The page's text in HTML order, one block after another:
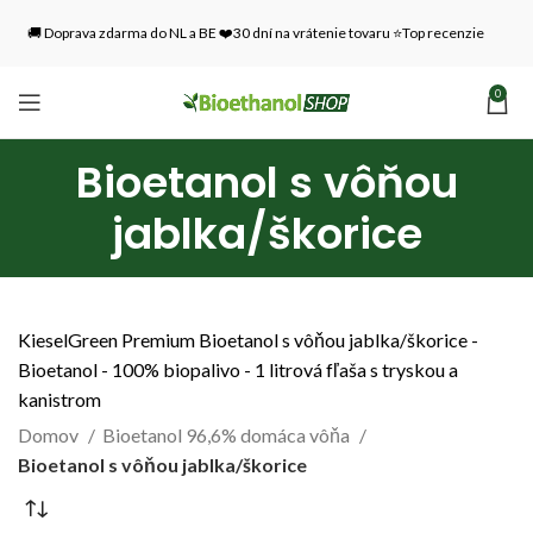
🚚 Doprava zdarma do NL a BE ❤️30 dní na vrátenie tovaru ⭐Top recenzie
0
Bioetanol s vôňou
jablka/škorice
KieselGreen Premium Bioetanol s vôňou jablka/škorice -
Bioetanol - 100% biopalivo - 1 litrová fľaša s tryskou a
kanistrom
Domov
Bioetanol 96,6% domáca vôňa
Bioetanol s vôňou jablka/škorice